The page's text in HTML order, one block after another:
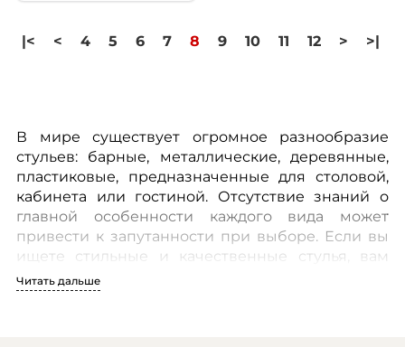
|< < 4 5 6 7 8 9 10 11 12 > >|
В мире существует огромное разнообразие
стульев: барные, металлические, деревянные,
пластиковые, предназначенные для столовой,
кабинета или гостиной. Отсутствие знаний о
главной особенности каждого вида может
привести к запутанности при выборе. Если вы
ищете стильные и качественные стулья, вам
стоит обратиться в наш интернет-магазин
аксессуаров для интерьера с адресом
Читать дальше